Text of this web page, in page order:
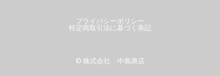
プライバシーポリシー
特定商取引法に基づく表記
©︎ 株式会社 中島商店